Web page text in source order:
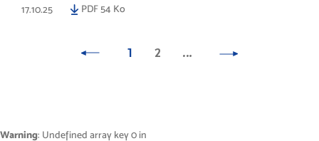
17.10.25 PDF 54 Ko
1 2 …
Warning: Undefined array key 0 in